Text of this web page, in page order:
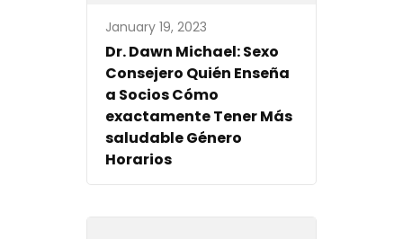
January 19, 2023
Dr. Dawn Michael: Sexo
Consejero Quién Enseña
a Socios Cómo
exactamente Tener Más
saludable Género
Horarios